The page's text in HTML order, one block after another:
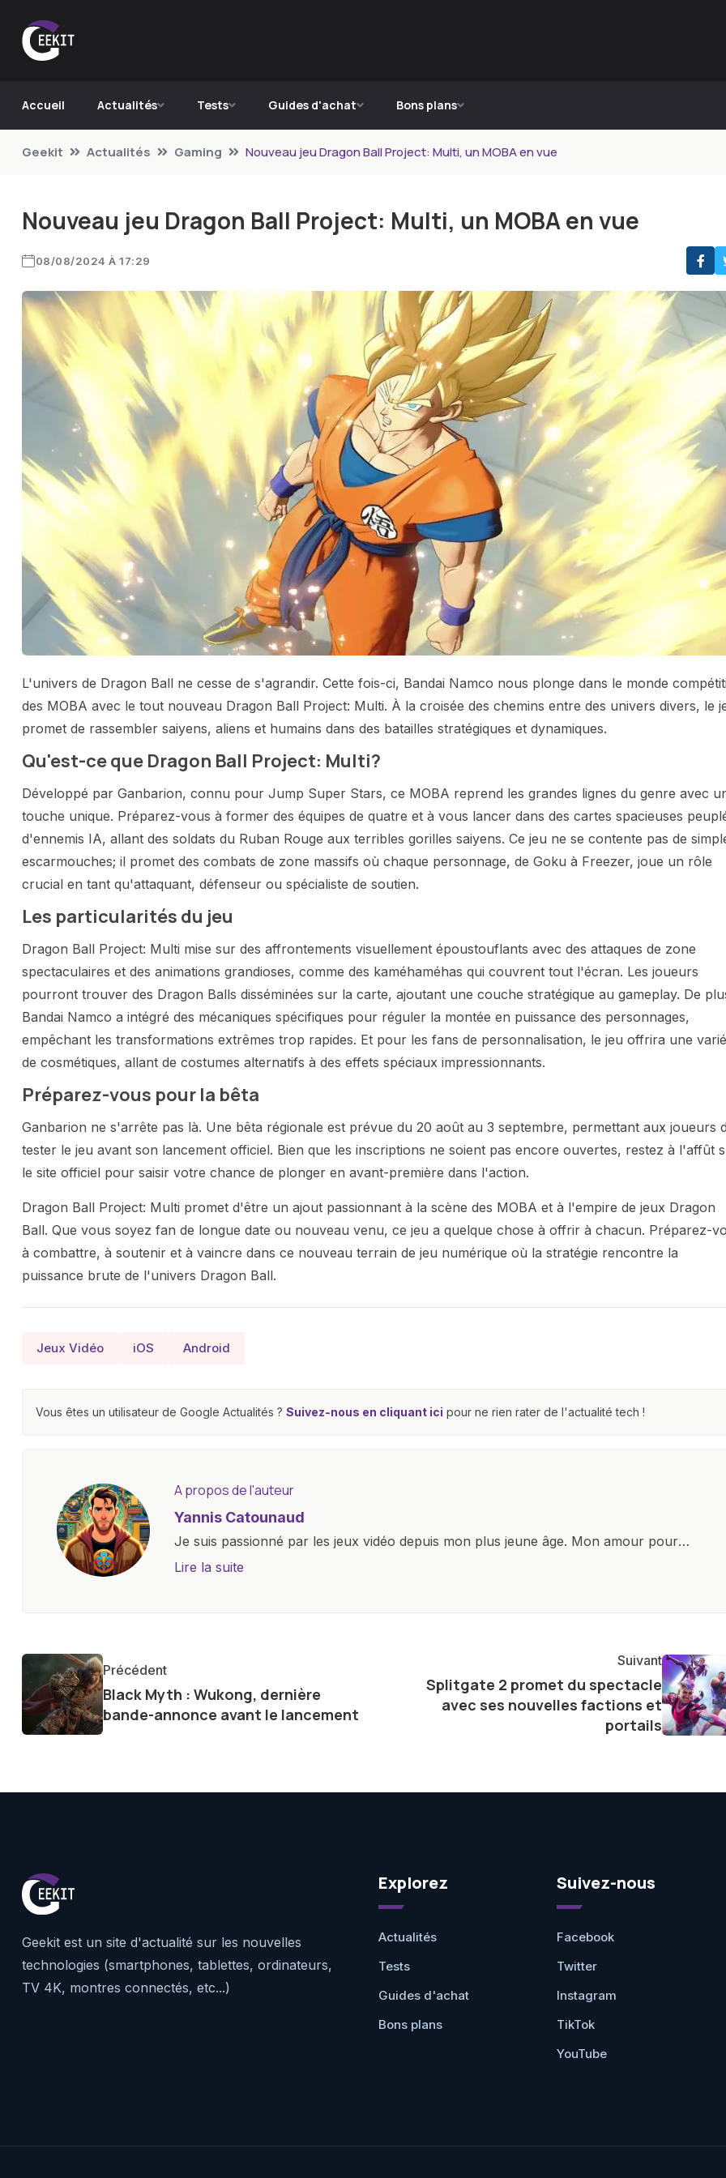
Accueil Actualités Tests Guides d'achat Bons plans
Geekit Actualités Gaming Nouveau jeu Dragon Ball Project: Multi, un MOBA en vue
Nouveau jeu Dragon Ball Project: Multi, un MOBA en vue
08/08/2024 À 17:29
L'univers de Dragon Ball ne cesse de s'agrandir. Cette fois-ci, Bandai Namco nous plonge dans le monde
des MOBA avec le tout nouveau Dragon Ball Project: Multi. À la croisée des chemins entre des univers divers, le
promet de rassembler saiyens, aliens et humains dans des batailles stratégiques et dynamiques.
Qu'est-ce que Dragon Ball Project: Multi?
Développé par Ganbarion, connu pour Jump Super Stars, ce MOBA reprend les grandes lignes du genre avec
touche unique. Préparez-vous à former des équipes de quatre et à vous lancer dans des cartes spacieuses
d'ennemis IA, allant des soldats du Ruban Rouge aux terribles gorilles saiyens. Ce jeu ne se contente pas de
escarmouches; il promet des combats de zone massifs où chaque personnage, de Goku à Freezer, joue un rôle
crucial en tant qu'attaquant, défenseur ou spécialiste de soutien.
Les particularités du jeu
Dragon Ball Project: Multi mise sur des affrontements visuellement époustouflants avec des attaques de zone
spectaculaires et des animations grandioses, comme des kaméhaméhas qui couvrent tout l'écran. Les joueurs
pourront trouver des Dragon Balls disséminées sur la carte, ajoutant une couche stratégique au gameplay. De
Bandai Namco a intégré des mécaniques spécifiques pour réguler la montée en puissance des personnages,
empêchant les transformations extrêmes trop rapides. Et pour les fans de personnalisation, le jeu offrira une
de cosmétiques, allant de costumes alternatifs à des effets spéciaux impressionnants.
Préparez-vous pour la bêta
Ganbarion ne s'arrête pas là. Une bêta régionale est prévue du 20 août au 3 septembre, permettant aux joueurs
tester le jeu avant son lancement officiel. Bien que les inscriptions ne soient pas encore ouvertes, restez à l'affût
le site officiel pour saisir votre chance de plonger en avant-première dans l'action.
Dragon Ball Project: Multi promet d'être un ajout passionnant à la scène des MOBA et à l'empire de jeux Dragon
Ball. Que vous soyez fan de longue date ou nouveau venu, ce jeu a quelque chose à offrir à chacun. Préparez-
à combattre, à soutenir et à vaincre dans ce nouveau terrain de jeu numérique où la stratégie rencontre la
puissance brute de l'univers Dragon Ball.
Jeux Vidéo iOS Android
Vous êtes un utilisateur de Google Actualités ? Suivez-nous en cliquant ici pour ne rien rater de l'actualité tech !
A propos de l'auteur
Yannis Catounaud
Je suis passionné par les jeux vidéo depuis mon plus jeune âge. Mon amour pour
l'univers numérique m'a conduit à explorer constamment les dernières avancées dans
communauté en ligne. Mon engagement envers l'exploration constante des frontières
de la technologie me permet de présenter aux lecteurs un aperçu captivant de ce que
le futur numérique nous réserve.
Lire la suite
Précédent
Black Myth : Wukong, dernière
bande-annonce avant le lancement
Suivant
Splitgate 2 promet du spectacle
avec ses nouvelles factions et
portails
Geekit est un site d'actualité sur les nouvelles
technologies (smartphones, tablettes, ordinateurs,
TV 4K, montres connectés, etc...)
Explorez
Actualités
Tests
Guides d'achat
Bons plans
Suivez-nous
Facebook
Twitter
Instagram
TikTok
YouTube